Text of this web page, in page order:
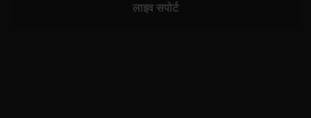
लाइव सपोर्ट